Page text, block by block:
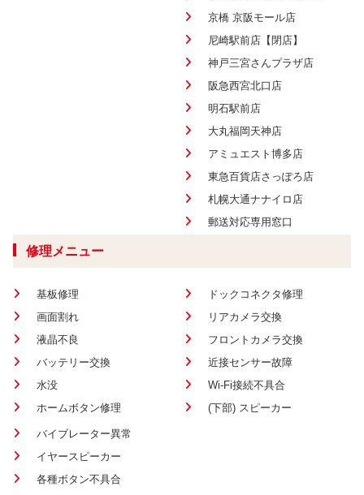
京橋 京阪モール店
尼崎駅前店【閉店】
神戸三宮さんプラザ店
阪急西宮北口店
明石駅前店
大丸福岡天神店
アミュエスト博多店
東急百貨店さっぽろ店
札幌大通ナナイロ店
郵送対応専用窓口
修理メニュー
基板修理
画面割れ
液晶不良
バッテリー交換
水没
ホームボタン修理
ドックコネクタ修理
リアカメラ交換
フロントカメラ交換
近接センサー故障
Wi-Fi接続不具合
(下部) スピーカー
バイブレーター異常
イヤースピーカー
各種ボタン不具合